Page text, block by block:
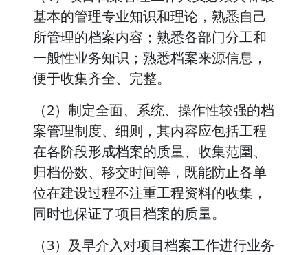
基本的管理专业知识和理论，熟悉自己
所管理的档案内容；熟悉各部门分工和
一般性业务知识；熟悉档案来源信息，
便于收集齐全、完整。
（2）制定全面、系统、操作性较强的档
案管理制度、细则，其内容应包括工程
在各阶段形成档案的质量、收集范圍、
归档份数、移交时间等，既能防止各单
位在建设过程不注重工程资料的收集，
同时也保证了项目档案的质量。
（3）及早介入对项目档案工作进行业务